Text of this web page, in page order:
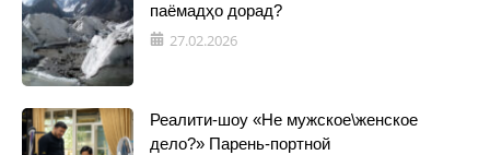
паёмадҳо дорад?
27.02.2026
Реалити-шоу «Не мужское\женское
дело?» Парень-портной